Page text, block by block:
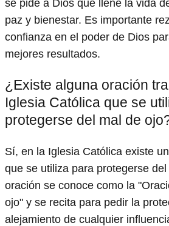
se pide a Dios que llene la vida
paz y bienestar. Es importante
confianza en el poder de Dios
mejores resultados.
¿Existe alguna oración
Iglesia Católica que se
protegerse del mal de
Sí, en la Iglesia Católica existe
que se utiliza para protegerse
oración se conoce como la
ojo" y se recita para pedir la
alejamiento de cualquier